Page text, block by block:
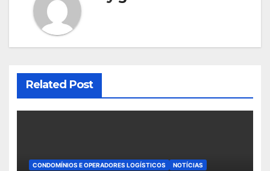
Related Post
CONDOMÍNIOS E OPERADORES LOGÍSTICOS NOTÍCIAS